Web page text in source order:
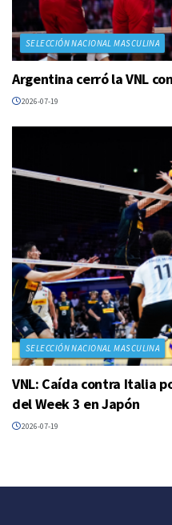
SELECCIÓN NACIONAL MASCULINA
Argentina cerró la VNL
2026-07-19
SELECCIÓN NACIONAL MASCULINA
VNL: Caída contra Italia
del Week 3 en Japón
2026-07-19